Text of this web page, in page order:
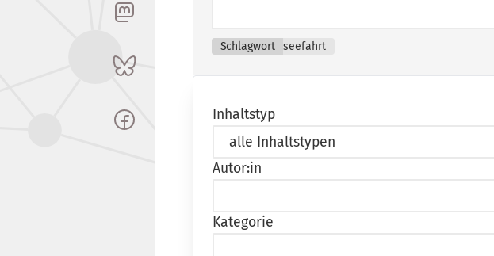
Schlagwort seefahrt
Inhaltstyp
Autor:in
Kategorie